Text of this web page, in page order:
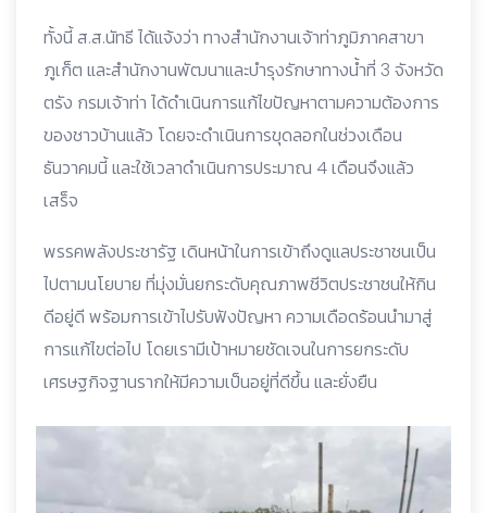
ทั้งนี้ ส.ส.นัทธี ได้แจ้งว่า ทางสำนักงานเจ้าท่าภูมิภาคสาขา
ภูเก็ต และสำนักงานพัฒนาและบำรุงรักษาทางน้ำที่ 3 จังหวัด
ตรัง กรมเจ้าท่า ได้ดำเนินการแก้ไขปัญหาตามความต้องการ
ของชาวบ้านแล้ว โดยจะดำเนินการขุดลอกในช่วงเดือน
ธันวาคมนี้ และใช้เวลาดำเนินการประมาณ 4 เดือนจึงแล้ว
เสร็จ
พรรคพลังประชารัฐ เดินหน้าในการเข้าถึงดูแลประชาชนเป็น
ไปตามนโยบาย ที่มุ่งมั่นยกระดับคุณภาพชีวิตประชาชนให้กิน
ดีอยู่ดี พร้อมการเข้าไปรับฟังปัญหา ความเดือดร้อนนำมาสู่
การแก้ไขต่อไป โดยเรามีเป้าหมายชัดเจนในการยกระดับ
เศรษฐกิจฐานรากให้มีความเป็นอยู่ที่ดีขึ้น และยั่งยืน